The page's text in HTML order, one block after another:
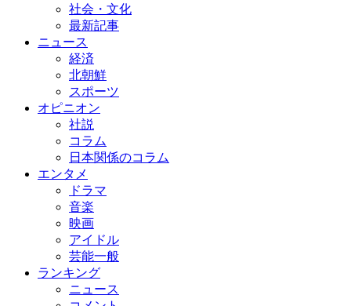
社会・文化
最新記事
ニュース
経済
北朝鮮
スポーツ
オピニオン
社説
コラム
日本関係のコラム
エンタメ
ドラマ
音楽
映画
アイドル
芸能一般
ランキング
ニュース